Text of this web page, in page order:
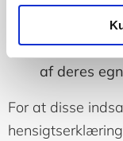
dem bedst
at eleverne
af deres
For at disse